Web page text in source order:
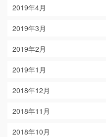
2019年4月
2019年3月
2019年2月
2019年1月
2018年12月
2018年11月
2018年10月